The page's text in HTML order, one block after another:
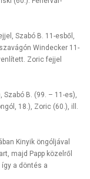
Szabó B. 11-esből,
Windecker 11-
Zoric fejjel
Szabó B. (99. – 11-es),
18.), Zoric (60.), ill.
Kinyik öngóljával
majd Papp közelről
a döntés a